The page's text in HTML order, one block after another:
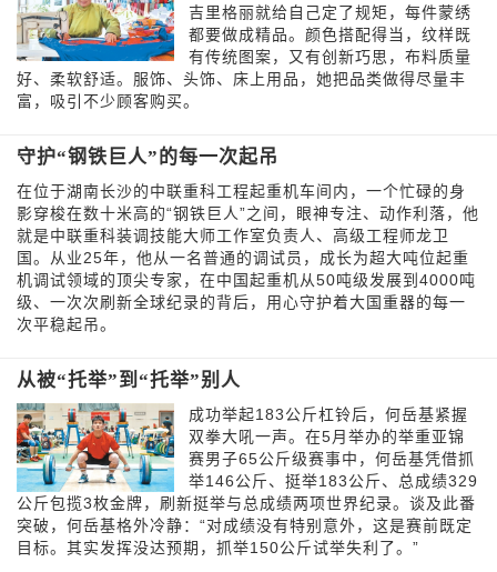
吉里格丽就给自己定了规矩，每件蒙绣
都要做成精品。颜色搭配得当，纹样既
有传统图案，又有创新巧思，布料质量
好、柔软舒适。服饰、头饰、床上用品，她把品类做得尽量丰
富，吸引不少顾客购买。
守护“钢铁巨人”的每一次起吊
在位于湖南长沙的中联重科工程起重机车间内，一个忙碌的身
影穿梭在数十米高的“钢铁巨人”之间，眼神专注、动作利落，他
就是中联重科装调技能大师工作室负责人、高级工程师龙卫
国。从业25年，他从一名普通的调试员，成长为超大吨位起重
机调试领域的顶尖专家，在中国起重机从50吨级发展到4000吨
级、一次次刷新全球纪录的背后，用心守护着大国重器的每一
次平稳起吊。
从被“托举”到“托举”别人
成功举起183公斤杠铃后，何岳基紧握
双拳大吼一声。在5月举办的举重亚锦
赛男子65公斤级赛事中，何岳基凭借抓
举146公斤、挺举183公斤、总成绩329
公斤包揽3枚金牌，刷新挺举与总成绩两项世界纪录。谈及此番
突破，何岳基格外冷静：“对成绩没有特别意外，这是赛前既定
目标。其实发挥没达预期，抓举150公斤试举失利了。”